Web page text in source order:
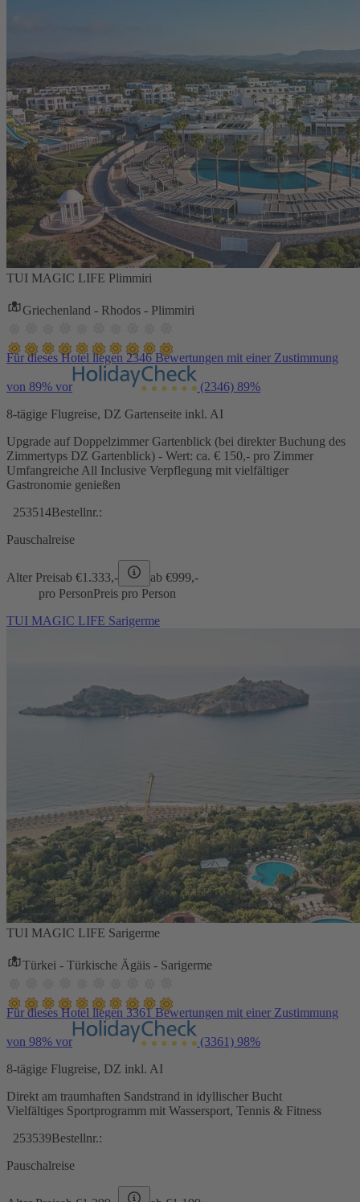
TUI MAGIC LIFE Plimmiri
Griechenland - Rhodos - Plimmiri
Für dieses Hotel liegen 2346 Bewertungen mit einer Zustimmung
von 89% vor (2346) 89%
8-tägige Flugreise, DZ Gartenseite inkl. AI
Upgrade auf Doppelzimmer Gartenblick (bei direkter Buchung des
Zimmertyps DZ Gartenblick) - Wert: ca. € 150,- pro Zimmer
Umfangreiche All Inclusive Verpflegung mit vielfältiger
Gastronomie genießen
253514Bestellnr.:
Pauschalreise
Alter Preisab €1.333,- ab €999,-
pro PersonPreis pro Person
TUI MAGIC LIFE Sarigerme
TUI MAGIC LIFE Sarigerme
Türkei - Türkische Ägäis - Sarigerme
Für dieses Hotel liegen 3361 Bewertungen mit einer Zustimmung
von 98% vor (3361) 98%
8-tägige Flugreise, DZ inkl. AI
Direkt am traumhaften Sandstrand in idyllischer Bucht
Vielfältiges Sportprogramm mit Wassersport, Tennis & Fitness
253539Bestellnr.:
Pauschalreise